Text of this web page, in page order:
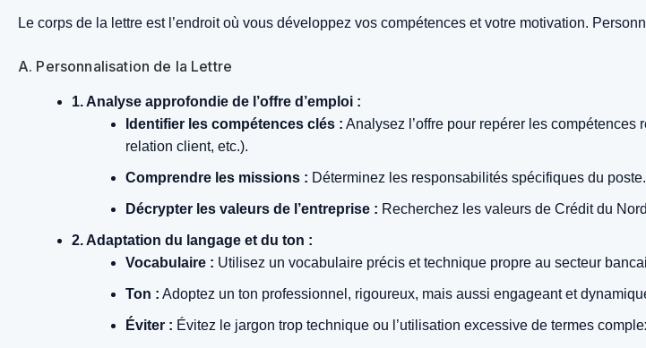
Le corps de la lettre est l’endroit où vous développez vos compétences et votre motivation.
A. Personnalisation de la Lettre
1. Analyse approfondie de l’offre d’emploi :
Identifier les compétences clés : Analysez l’offre pour repérer les
relation client, etc.).
Comprendre les missions : Déterminez les responsabilités spécifiques du poste.
Décrypter les valeurs de l’entreprise : Recherchez les valeurs de Crédit du
2. Adaptation du langage et du ton :
Vocabulaire : Utilisez un vocabulaire précis et technique propre au secteur
Ton : Adoptez un ton professionnel, rigoureux, mais aussi engageant et
Éviter : Évitez le jargon trop technique ou l’utilisation excessive de termes